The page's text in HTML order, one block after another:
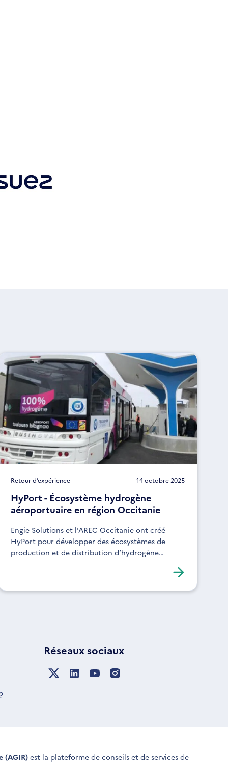
Retour d’expérience 14 octobre 2025
HyPort - Écosystème hydrogène
aéroportuaire en région Occitanie
Engie Solutions et l’AREC Occitanie ont créé
HyPort pour développer des écosystèmes de
production et de distribution d’hydrogène
Réseaux sociaux
(AGIR) est la plateforme de conseils et de services de